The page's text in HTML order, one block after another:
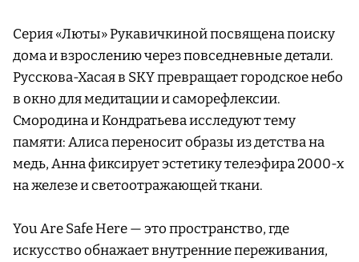
Серия «Люты» Рукавичкиной посвящена поиску
дома и взрослению через повседневные детали.
Русскова-Хасая в SKY превращает городское небо
в окно для медитации и саморефлексии.
Смородина и Кондратьева исследуют тему
памяти: Алиса переносит образы из детства на
медь, Анна фиксирует эстетику телеэфира 2000-х
на железе и светоотражающей ткани.
You Are Safe Here — это пространство, где
искусство обнажает внутренние переживания,